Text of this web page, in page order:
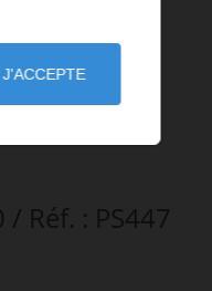
vue
/ Réf. : PS447
J'ACCEPTE